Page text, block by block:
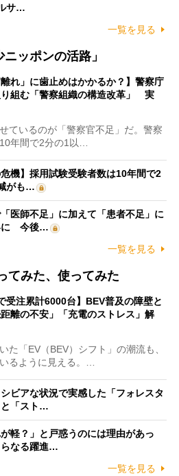
サ…
一覧を見る
ッポンの活路」
離れ」に歯止めはかかるか？】警察庁
組む「警察組織の構造改革」 実
ているのが「警察官不足」だ。警察
年間で2分の1以…
危機】採用試験受験者数は10年間で2
がも…
医師不足」に加えて「患者不足」に
に 今後…
一覧を見る
てみた、使ってみた
受注累計6000台】BEV普及の障壁と
離の不安」「充電のストレス」解
「EV（BEV）シフト」の潮流も、
るように見える。…
ビアな状況で実感した「フォレスタ
「スト…
軽？」と戸惑うのには理由があっ
なる躍進…
一覧を見る